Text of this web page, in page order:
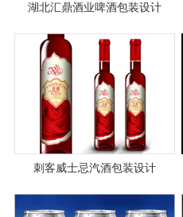
湖北汇鼎酒业啤酒包装设计
刺客威士忌汽酒包装设计